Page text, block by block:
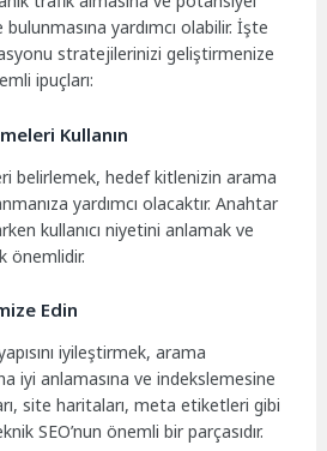
yardımcı olabilir. İşte
stratejilerinizi geliştirmenize
ipuçları:
Kullanın
belirlemek, hedef kitlenizin arama
yardımcı olacaktır. Anahtar
kullanıcı niyetini anlamak ve
önemlidir.
Edin
iyileştirmek, arama
iyi anlamasına ve indekslemesine
site haritaları, meta etiketleri gibi
SEO’nun önemli bir parçasıdır.